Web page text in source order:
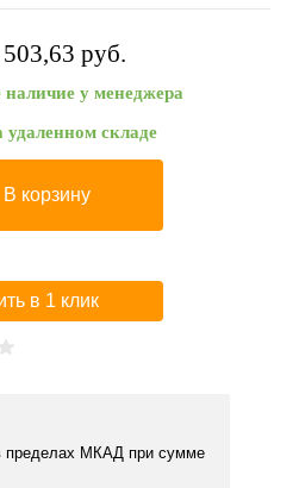
503,63 pуб.
наличие у менеджера
удаленном складе
В корзину
в 1 клик
пределах МКАД при сумме